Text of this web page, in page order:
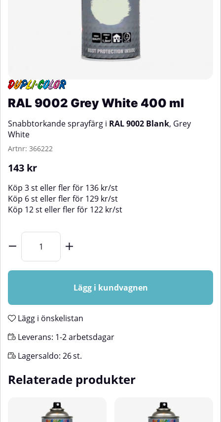
RAL 9002 Grey White 400 ml
Snabbtorkande sprayfärg i RAL 9002 Blank, Grey
White
Artnr: 366222
143 kr
Köp 3 st eller fler för 136 kr/st
Köp 6 st eller fler för 129 kr/st
Köp 12 st eller fler för 122 kr/st
Lägg i kundvagnen
Lägg i önskelistan
Leverans: 1-2 arbetsdagar
Lagersaldo: 26st.
Relaterade produkter